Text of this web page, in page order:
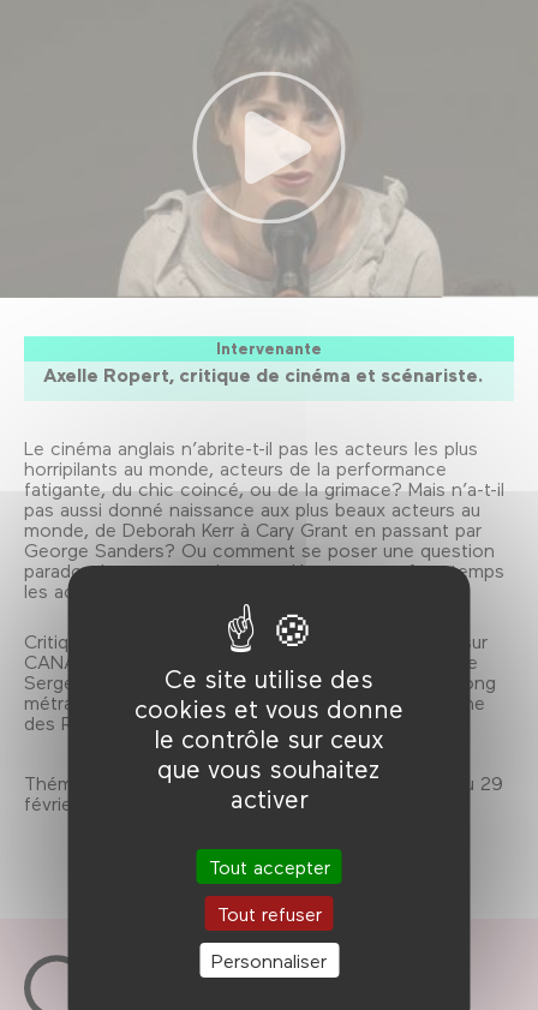
Ce site utilise des
cookies et vous donne
le contrôle sur ceux
que vous souhaitez
activer
Tout accepter
Tout refuser
Personnaliser
Intervenante
Axelle Ropert, critique de cinéma et scénariste.
Le cinéma anglais n’abrite-t-il pas les acteurs les plus
horripilants au monde, acteurs de la performance
fatigante, du chic coincé, ou de la grimace? Mais n’a-t-il
pas aussi donné naissance aux plus beaux acteurs au
monde, de Deborah Kerr à Cary Grant en passant par
George Sanders? Ou comment se poser une question
paradoxale: peut-on adorer et détester en même temps
les acteurs anglais?
Critique de cinéma aux Inrockuptibles et au
sur
CANAL + CINÉMA, scénariste (La France et Mods de
Serge Bozon), Axelle Ropert a réalisé son premier long
métrage
La Famille Wolberg , remarqué à la Quinzaine
des Réalisateurs en 2009.
Thématique London Calling, du 7 décembre 2011 au 29
février 2012.